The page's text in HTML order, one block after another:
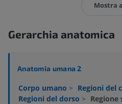
Mostra
Gerarchia anatomica
Anatomia umana 2
Corpo umano > Regioni del
Regioni del dorso >